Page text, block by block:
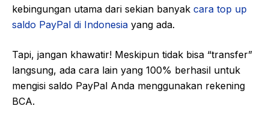
kebingungan utama dari sekian banyak cara top up
saldo PayPal di Indonesia yang ada.
Tapi, jangan khawatir! Meskipun tidak bisa “transfer”
langsung, ada cara lain yang 100% berhasil untuk
mengisi saldo PayPal Anda menggunakan rekening
BCA.